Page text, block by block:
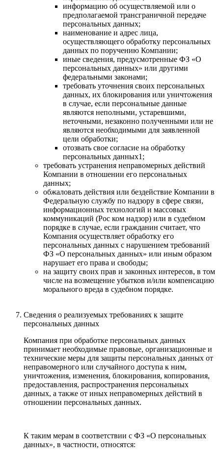
информацию об осуществляемой или о
предполагаемой трансграничной передаче
персональных данных;
наименование и адрес лица,
осуществляющего обработку персональных
данных по поручению Компании;
иные сведения, предусмотренные ФЗ «О
персональных данных» или другими
федеральными законами;
требовать уточнения своих персональных
данных, их блокирования или уничтожения
в случае, если персональные данные
являются неполными, устаревшими,
неточными, незаконно полученными или не
являются необходимыми для заявленной
цели обработки;
отозвать свое согласие на обработку
персональных данных1;
требовать устранения неправомерных действий
Компании в отношении его персональных
данных;
обжаловать действия или бездействие Компании в
Федеральную службу по надзору в сфере связи,
информационных технологий и массовых
коммуникаций (Рос ком надзор) или в судебном
порядке в случае, если гражданин считает, что
Компания осуществляет обработку его
персональных данных с нарушением требований
ФЗ «О персональных данных» или иным образом
нарушает его права и свободы;
на защиту своих прав и законных интересов, в том
числе на возмещение убытков и/или компенсацию
морального вреда в судебном порядке.
Сведения о реализуемых требованиях к защите
персональных данных
Компания при обработке персональных данных
принимает необходимые правовые, организационные и
технические меры для защиты персональных данных от
неправомерного или случайного доступа к ним,
уничтожения, изменения, блокирования, копирования,
предоставления, распространения персональных
данных, а также от иных неправомерных действий в
отношении персональных данных.
К таким мерам в соответствии с ФЗ «О персональных
данных», в частности, относятся: